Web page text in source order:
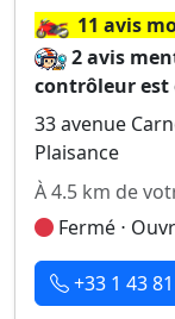
🏍️11 avis
2 avis
contrôleur
33 avenue
Plaisance
À 4.5 km de
Fermé ⋅
+33 1 43